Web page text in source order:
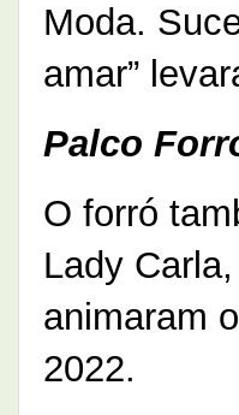
Moda.
amar”
Palco
O forró
Lady
animaram
2022.